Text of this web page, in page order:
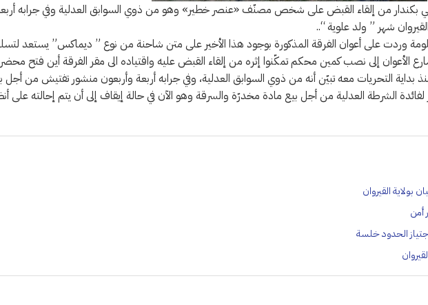
بكندار من إلقاء القبض على شخص مصنّف «عنصر خطير» وهو من ذوي السوابق العدلية وفي جرابه
شهر ” ولد علوية “..
وردت على أعوان الفرقة المذكورة بوجود هذا الأخير على متن شاحنة من نوع ” ديماكس” يستعد
الأعوان إلى نصب كمين محكم تمكّنوا إثره من إلقاء القبض عليه واقتياده الى مقر الفرقة أين فتح محضر
التحريات معه تبيّن أنه من ذوي السوابق العدلية، وفي جرابه أربعة وأربعون منشور تفتيش من أجل
الشرطة العدلية من أجل بيع مادة مخدرّة والسرقة وهو الآن في حالة إيقاف إلى أن يتم إحالته على
القيروان
أمن